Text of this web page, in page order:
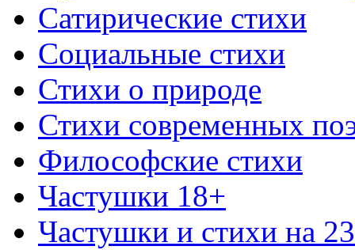
Сатирические стихи
Социальные стихи
Стихи о природе
Стихи современных
Философские стихи
Частушки 18+
Частушки и стихи на